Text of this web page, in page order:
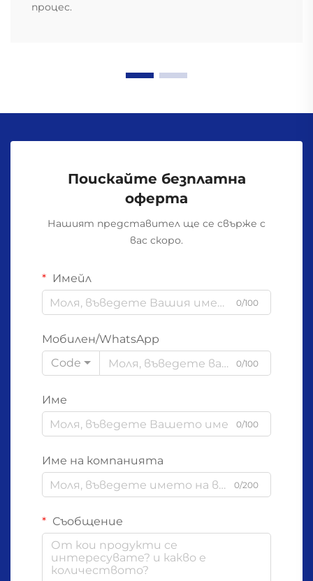
процес.
Поискайте безплатна
оферта
Нашият представител ще се свърже с
вас скоро.
Имейл
0/100
Мобилен/WhatsApp
Code
0/100
Име
0/100
Име на компанията
0/200
Съобщение